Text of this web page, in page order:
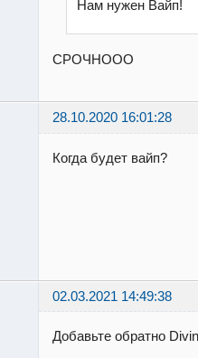
Нам нужен Вайп!
СРОЧНООО
28.10.2020 16:01:28
Когда будет вайп?
02.03.2021 14:49:38
Добавьте обратно